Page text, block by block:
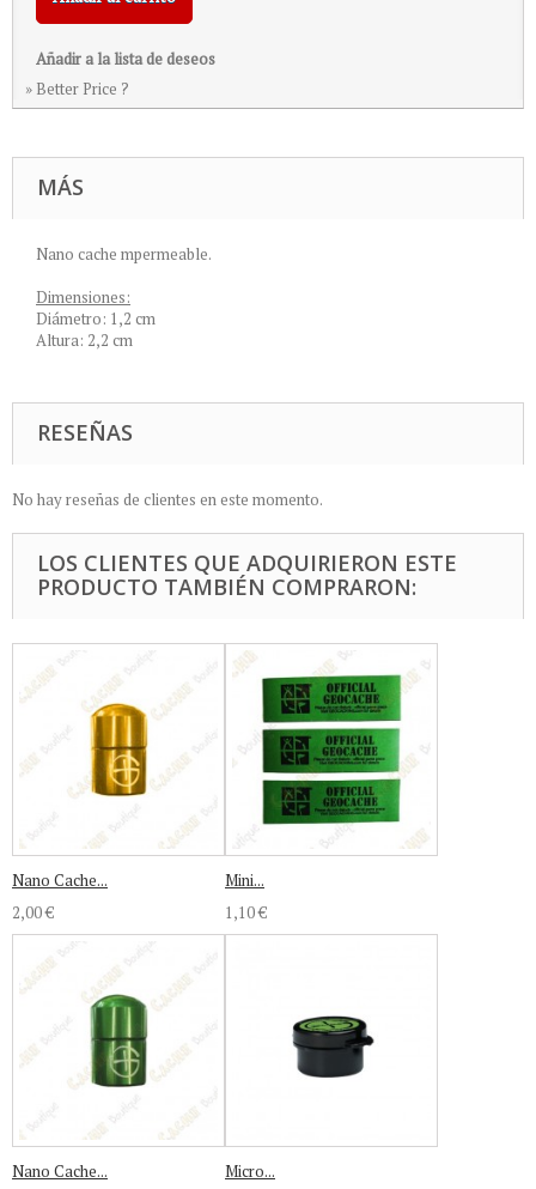
Añadir a la lista de deseos
» Better Price ?
MÁS
Nano cache mpermeable.
Dimensiones:
Diámetro: 1,2 cm
Altura: 2,2 cm
RESEÑAS
No hay reseñas de clientes en este momento.
LOS CLIENTES QUE ADQUIRIERON ESTE
PRODUCTO TAMBIÉN COMPRARON:
Nano Cache...
2,00 €
Mini...
1,10 €
Nano Cache...
Micro...